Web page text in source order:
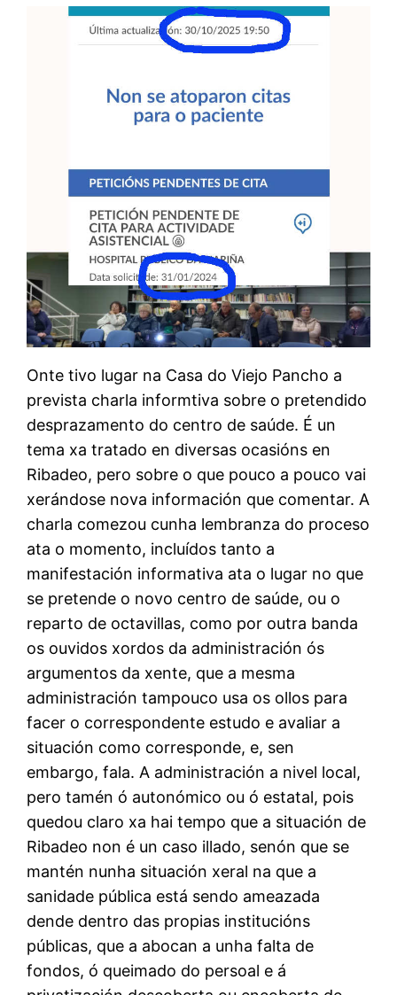
Onte tivo lugar na Casa do Viejo Pancho a
prevista charla informtiva sobre o pretendido
desprazamento do centro de saúde. É un
tema xa tratado en diversas ocasións en
Ribadeo, pero sobre o que pouco a pouco vai
xerándose nova información que comentar. A
charla comezou cunha lembranza do proceso
ata o momento, incluídos tanto a
manifestación informativa ata o lugar no que
se pretende o novo centro de saúde, ou o
reparto de octavillas, como por outra banda
os ouvidos xordos da administración ós
argumentos da xente, que a mesma
administración tampouco usa os ollos para
facer o correspondente estudo e avaliar a
situación como corresponde, e, sen
embargo, fala. A administración a nivel local,
pero tamén ó autonómico ou ó estatal, pois
quedou claro xa hai tempo que a situación de
Ribadeo non é un caso illado, senón que se
mantén nunha situación xeral na que a
sanidade pública está sendo ameazada
dende dentro das propias institucións
públicas, que a abocan a unha falta de
fondos, ó queimado do persoal e á